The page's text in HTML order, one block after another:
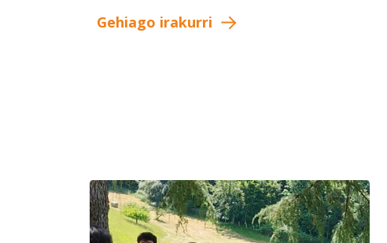
Gehiago irakurri